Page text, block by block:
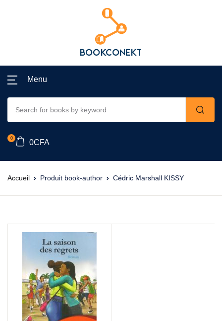
Menu
0
0CFA
Accueil Produit book-author Cédric Marshall KISSY